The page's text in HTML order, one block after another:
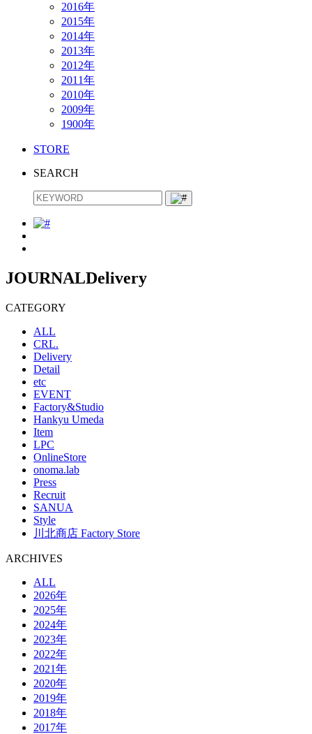
2016年
2015年
2014年
2013年
2012年
2011年
2010年
2009年
1900年
STORE
SEARCH
JOURNALDelivery
CATEGORY
ALL
CRL.
Delivery
Detail
etc
EVENT
Factory&Studio
Hankyu Umeda
Item
LPC
OnlineStore
onoma.lab
Press
Recruit
SANUA
Style
川北商店 Factory Store
ARCHIVES
ALL
2026年
2025年
2024年
2023年
2022年
2021年
2020年
2019年
2018年
2017年